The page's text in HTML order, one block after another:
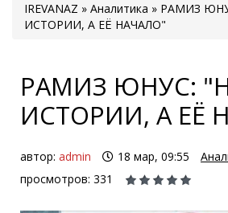
IREVANAZ » Аналитика » РАМИЗ
ИСТОРИИ, А ЕЁ НАЧАЛО"
РАМИЗ ЮНУС:
ИСТОРИИ, А ЕЁ
автор: admin 18 мар, 09:55
просмотров: 331